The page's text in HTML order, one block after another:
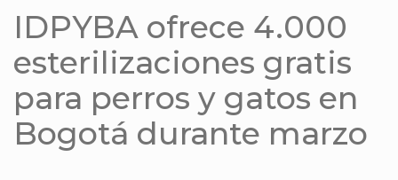
IDPYBA ofrece 4.000
esterilizaciones gratis
para perros y gatos en
Bogotá durante marzo